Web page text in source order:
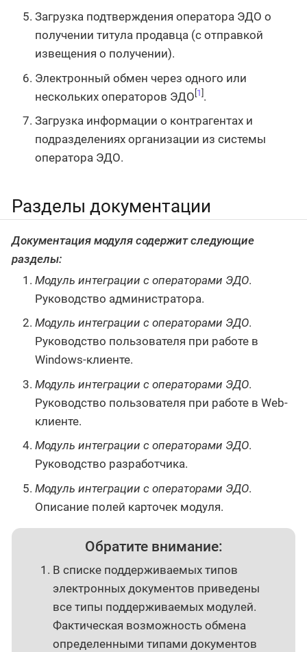
Загрузка подтверждения оператора ЭДО о
получении титула продавца (с отправкой
извещения о получении).
Электронный обмен через одного или
нескольких операторов ЭДО 1 .
Загрузка информации о контрагентах и
подразделениях организации из системы
оператора ЭДО.
Разделы документации
Документация модуля содержит следующие
разделы:
Модуль интеграции с операторами ЭДО.
Руководство администратора.
Модуль интеграции с операторами ЭДО.
Руководство пользователя при работе в
Windows-клиенте.
Модуль интеграции с операторами ЭДО.
Руководство пользователя при работе в Web-
клиенте.
Модуль интеграции с операторами ЭДО.
Руководство разработчика.
Модуль интеграции с операторами ЭДО.
Описание полей карточек модуля.
Обратите внимание:
В списке поддерживаемых типов
электронных документов приведены
все типы поддерживаемых модулей.
Фактическая возможность обмена
определенными типами документов